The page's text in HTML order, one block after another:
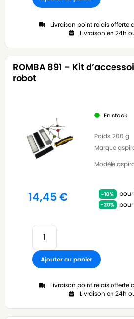
Livraison point relais offerte
Livraison en 24h
ROMBA 891 – Kit
robot
En stock
Poids 200 g
Marque
Modèle
14,45€
Ajouter au panier
Livraison point relais offerte
Livraison en 24h